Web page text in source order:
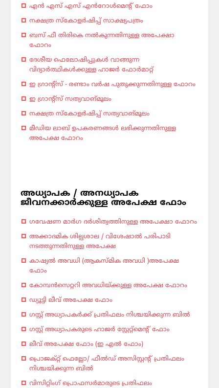
എൻ എസ് എസ് എൻറോൾമെന്റ് ഫോം
നക്ഷത്ര സ്കോളർഷിപ്പ് സാക്ഷ്യപത്രം
ബസ് ഫീ തിരികെ നൽകുന്നതിനുള്ള അപേക്ഷാ
ഫോറം
ദേശീയ ഫെലോഷിപ്പുകൾ വാങ്ങുന്ന
വിദ്യാർത്ഥികൾക്കുള്ള ഹാജർ ഫോർമാറ്റ്
ഇ ഗ്രാന്റ്സ് - രണ്ടാം വർഷ പുതുക്കുന്നതിനുള്ള ഫോറം
ഇ ഗ്രാന്റ്സ് സത്യവാങ്മൂലം
നക്ഷത്ര സ്കോളർഷിപ്പ് സത്യവാങ്മൂലം
മീഡിയ ലാബ് ഉപകരണങ്ങൾ ലഭിക്കുന്നതിനുള്ള
അപേക്ഷ ഫോറം
അധ്യാപക / അനധ്യാപക
ജീവനക്കാർക്കുള്ള അപേക്ഷ ഫോം
ഗവേഷണ മാർഗ ദർശിത്വത്തിനുള്ള അപേക്ഷാ ഫോറം
അക്കാദമിക ശില്പശാല / വിശേഷാൽ പരിപാടി
നടത്തുന്നതിനുള്ള അപേക്ഷ
കാഷ്യൽ അവധി (ആകസ്മിക അവധി )അപേക്ഷ
ഫോം
കോമ്പൻസെറ്ററി അവധിയ്ക്കുള്ള അപേക്ഷ ഫോറം
ഡ്യൂട്ടി ലീവ് അപേക്ഷ ഫോം
ഗസ്റ്റ് അധ്യാപകർക്ക് പ്രതിഫലം നിശ്ചയിക്കുന്ന ബിൽ
ഗസ്റ്റ് അധ്യാപകരുടെ ഹാജർ സ്റ്റേറ്റ്മെന്റ് ഫോം
ലീവ് അപേക്ഷ ഫോം (ഇ എൽ ഫോം)
പ്രൊജക്റ്റ് ഫെല്ലോ/ ഫീൽഡ് അസിസ്റ്റന്റ് പ്രതിഫലം
നിശ്ചയിക്കുന്ന ബിൽ
വിസിറ്റിംഗ് പ്രൊഫസർമാരുടെ പ്രതിഫലം